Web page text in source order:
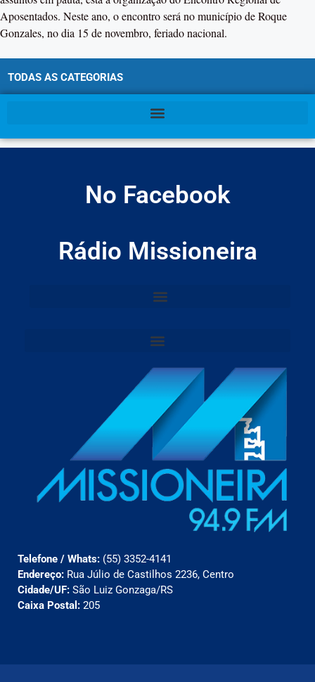
Aposentados. Neste ano, o encontro será no município de Roque
Gonzales, no dia 15 de novembro, feriado nacional.
TODAS AS CATEGORIAS
No Facebook
Rádio Missioneira
Telefone / Whats: (55) 3352-4141
Endereço: Rua Júlio de Castilhos 2236, Centro
Cidade/UF: São Luiz Gonzaga/RS
Caixa Postal: 205